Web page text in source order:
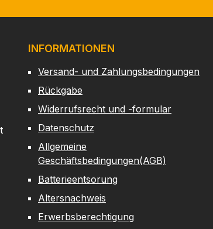
INFORMATIONEN
Versand- und Zahlungsbedingungen
Rückgabe
Widerrufsrecht und -formular
Datenschutz
Allgemeine
Geschäftsbedingungen(AGB)
Batterieentsorung
Altersnachweis
Erwerbsberechtigung